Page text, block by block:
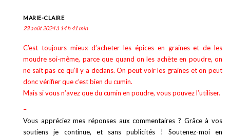
MARIE-CLAIRE
23 août 2024 à 14 h 41 min
C’est toujours mieux d’acheter les épices en graines et de les
moudre soi-même, parce que quand on les achète en poudre, on
ne sait pas ce qu’il y a dedans. On peut voir les graines et on peut
donc vérifier que c’est bien du cumin.
Mais si vous n’avez que du cumin en poudre, vous pouvez l’utiliser.
–
Vous appréciez mes réponses aux commentaires ? Grâce à vos
soutiens je continue, et sans publicités ! Soutenez-moi en